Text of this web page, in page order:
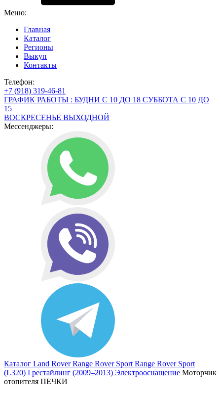
Меню:
Главная
Каталог
Регионы
Выкуп
Контакты
Телефон:
+7 (918) 319-46-81
ГРАФИК РАБОТЫ : БУДНИ С 10 ДО 18 СУББОТА С 10 ДО
15
ВОСКРЕСЕНЬЕ ВЫХОДНОЙ
Мессенджеры:
Каталог Land Rover Range Rover Sport Range Rover Sport
(L320) I рестайлинг (2009–2013) Электрооснащение Моторчик
отопителя ПЕЧКИ